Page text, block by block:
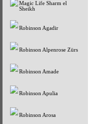
Magic Life Sharm el
Sheikh
Robinson Agadir
Robinson Alpenrose Zürs
Robinson Amade
Robinson Apulia
Robinson Arosa